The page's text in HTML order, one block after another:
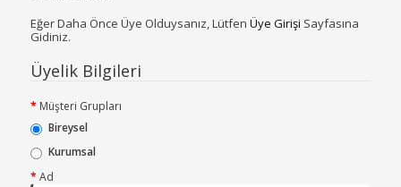
Eğer Daha Önce Üye Olduysanız, Lütfen Üye Girişi Sayfasına
Gidiniz.
Üyelik Bilgileri
Müşteri Grupları
Bireysel
Kurumsal
Ad